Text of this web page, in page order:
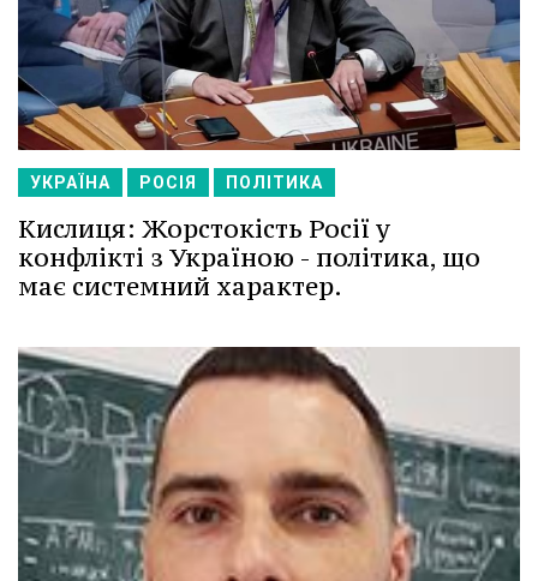
УКРАЇНА РОСІЯ ПОЛІТИКА
Кислиця: Жорстокість Росії у
конфлікті з Україною - політика, що
має системний характер.